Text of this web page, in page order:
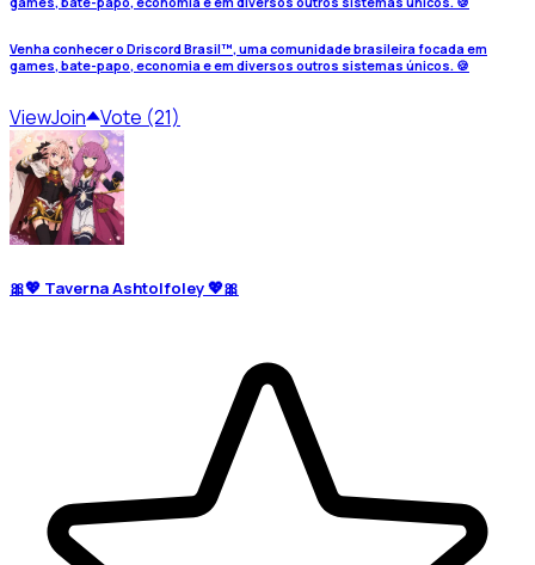
Venha conhecer o Driscord Brasil™, uma comunidade brasileira focada em
games, bate-papo, economia e em diversos outros sistemas únicos. 🍪
ViewJoin Vote (21)
🎀💖 Taverna Ashtolfoley 💖🎀